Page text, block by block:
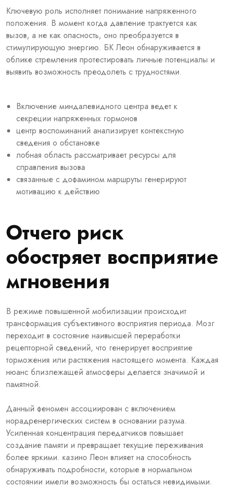
Ключевую роль исполняет понимание напряженного
положения. В момент когда давление трактуется как
вызов, а не как опасность, оно преобразуется в
стимулирующую энергию. БК Леон обнаруживается в
облике стремления протестировать личные потенциалы и
выявить возможность преодолеть с трудностями.
Включение миндалевидного центра ведет к
секреции напряженных гормонов
центр воспоминаний анализирует контекстную
сведения о обстановке
лобная область рассматривает ресурсы для
справления вызова
связанные с дофамином маршруты генерируют
мотивацию к действию
Отчего риск
обостряет восприятие
мгновения
В режиме повышенной мобилизации происходит
трансформация субъективного восприятия периода. Мозг
переходит в состояние наивысшей переработки
рецепторной сведений, что генерирует восприятие
торможения или растяжения настоящего момента. Каждая
нюанс близлежащей атмосферы делается значимой и
памятной.
Данный феномен ассоциирован с включением
норадренергических систем в основании разума.
Усиленная концентрация передатчиков повышает
создание памяти и превращает текущие переживания
более яркими. казино Леон влияет на способность
обнаруживать подробности, которые в нормальном
состоянии имели возможность бы остаться невидимыми.